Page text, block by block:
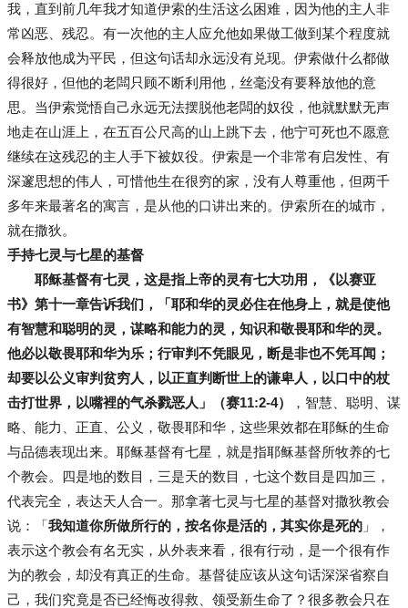
我，直到前几年我才知道伊索的生活这么困难，因为他的主人非
常凶恶、残忍。有一次他的主人应允他如果做工做到某个程度就
会释放他成为平民，但这句话却永远没有兑现。伊索做什么都做
得很好，但他的老闆只顾不断利用他，丝毫没有要释放他的意
思。当伊索觉悟自己永远无法摆脱他老闆的奴役，他就默默无声
地走在山涯上，在五百公尺高的山上跳下去，他宁可死也不愿意
继续在这残忍的主人手下被奴役。伊索是一个非常有启发性、有
深邃思想的伟人，可惜他生在很穷的家，没有人尊重他，但两千
多年来最著名的寓言，是从他的口讲出来的。伊索所在的城市，
就在撒狄。
手持七灵与七星的基督
耶稣基督有七灵，这是指上帝的灵有七大功用，《以赛亚
书》第十一章告诉我们，「耶和华的灵必住在他身上，就是使他
有智慧和聪明的灵，谋略和能力的灵，知识和敬畏耶和华的灵。
他必以敬畏耶和华为乐；行审判不凭眼见，断是非也不凭耳闻；
却要以公义审判贫穷人，以正直判断世上的谦卑人，以口中的杖
击打世界，以嘴裡的气杀戮恶人」（赛11:2-4）
，智慧、聪明、谋
略、能力、正直、公义，敬畏耶和华，这些果效都在耶稣的生命
与品德表现出来。耶稣基督有七星，就是指耶稣基督所牧养的七
个教会。四是地的数目，三是天的数目，七这个数目是四加三，
代表完全，表达天人合一。那拿著七灵与七星的基督对撒狄教会
说：「我知道你所做所行的，按名你是活的，其实你是死的 」，
表示这个教会有名无实，从外表来看，很有行动，是一个很有作
为的教会，却没有真正的生命。基督徒应该从这句话深深省察自
己，我们究竟是否已经悔改得救、领受新生命了？很多教会只在